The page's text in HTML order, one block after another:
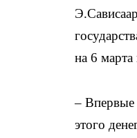
на 6
– Впервые
этого